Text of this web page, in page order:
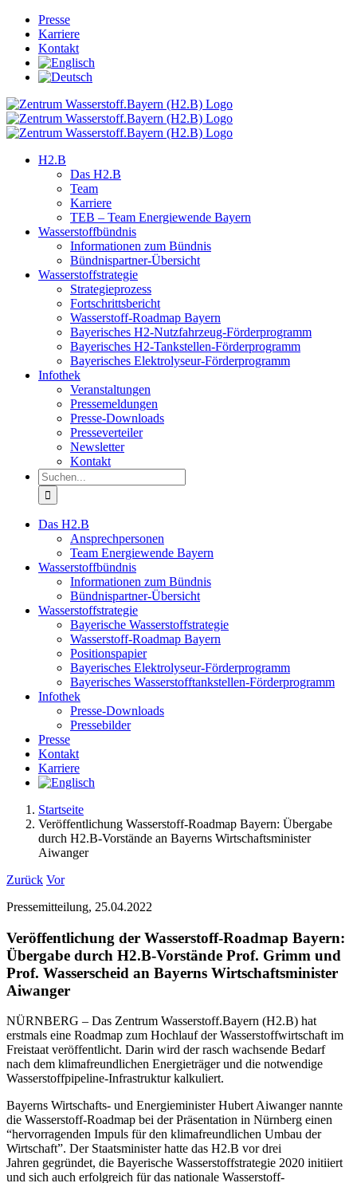
Skip
content
Presse
Karriere
Kontakt
H2.B
Das H2.B
Team
Karriere
TEB – Team Energiewende Bayern
Wasserstoffbündnis
Informationen zum Bündnis
Bündnispartner-Übersicht
Wasserstoffstrategie
Strategieprozess
Fortschrittsbericht
Wasserstoff-Roadmap Bayern
Bayerisches H2-Nutzfahrzeug-Förderprogramm
Bayerisches H2-Tankstellen-Förderprogramm
Bayerisches Elektrolyseur-Förderprogramm
Infothek
Veranstaltungen
Pressemeldungen
Presse-Downloads
Presseverteiler
Newsletter
Kontakt
Suche
nach:
Das H2.B
Ansprechpersonen
Team Energiewende Bayern
Wasserstoffbündnis
Informationen zum Bündnis
Bündnispartner-Übersicht
Wasserstoffstrategie
Bayerische Wasserstoffstrategie
Wasserstoff-Roadmap Bayern
Positionspapier
Bayerisches Elektrolyseur-Förderprogramm
Bayerisches Wasserstofftankstellen-Förderprogramm
Infothek
Presse-Downloads
Pressebilder
Presse
Kontakt
Karriere
Startseite
Veröffentlichung Wasserstoff-Roadmap Bayern: Übergabe
durch H2.B-Vorstände an Bayerns Wirtschaftsminister
Aiwanger
Zurück Vor
Pressemitteilung, 25.04.2022
Veröffentlichung der Wasserstoff-Roadmap Bayern:
Übergabe durch H2.B-Vorstände Prof. Grimm und
Prof. Wasserscheid an Bayerns Wirtschaftsminister
Aiwanger
NÜRNBERG – Das Zentrum Wasserstoff.Bayern (H2.B) hat
erstmals eine Roadmap zum Hochlauf der Wasserstoffwirtschaft im
Freistaat veröffentlicht. Darin wird der rasch wachsende Bedarf
nach dem klimafreundlichen Energieträger und die notwendige
Wasserstoffpipeline-Infrastruktur kalkuliert.
Bayerns Wirtschafts- und Energieminister Hubert Aiwanger nannte
die Wasserstoff-Roadmap bei der Präsentation in Nürnberg einen
“hervorragenden Impuls für den klimafreundlichen Umbau der
Wirtschaft”. Der Staatsminister hatte das H2.B vor drei
Jahren gegründet, die Bayerische Wasserstoffstrategie 2020 initiiert
und sich auch erfolgreich für das nationale Wasserstoff-